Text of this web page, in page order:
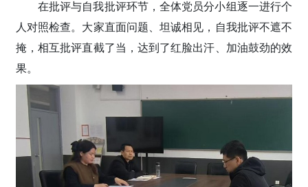
在批评与自我批评环节，全体党员分小组逐一进行个
人对照检查。大家直面问题、坦诚相见，自我批评不遮不
掩，相互批评直截了当，达到了红脸出汗、加油鼓劲的效
果。